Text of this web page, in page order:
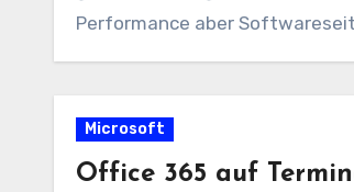
Performance aber
steigern. Die…
Microsoft
Office 365 auf